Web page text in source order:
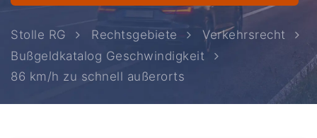
Stolle RG Rechtsgebiete
Verkehrsrecht
Bußgeldkatalog Geschwindigkeit
86 km/h zu schnell außerorts